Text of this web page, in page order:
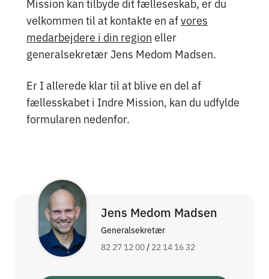
velkommen til at kontakte en afvores
medarbejdere i din region eller
generalsekretær Jens Medom Madsen.
Er I allerede klar til at blive en del af
fællesskabet i Indre Mission, kan du udfylde
formularen nedenfor.
Jens Medom Madsen
Generalsekretær
82 27 12 00/ 22 14 16 32